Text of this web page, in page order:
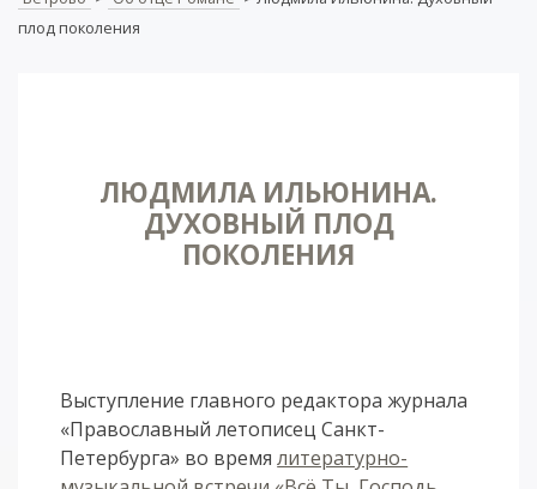
плод поколения
ЛЮДМИЛА ИЛЬЮНИНА.
ДУХОВНЫЙ ПЛОД
ПОКОЛЕНИЯ
Выступление главного редактора журнала
«Православный летописец Санкт-
Петербурга» во времялитературно-